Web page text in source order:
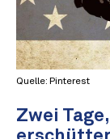
Quelle: Pinterest
Zwei